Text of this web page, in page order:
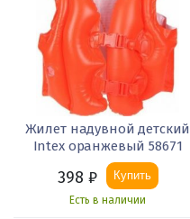
Жилет надувной детский
Intex оранжевый 58671
398 ₽ Купить
Есть в наличии